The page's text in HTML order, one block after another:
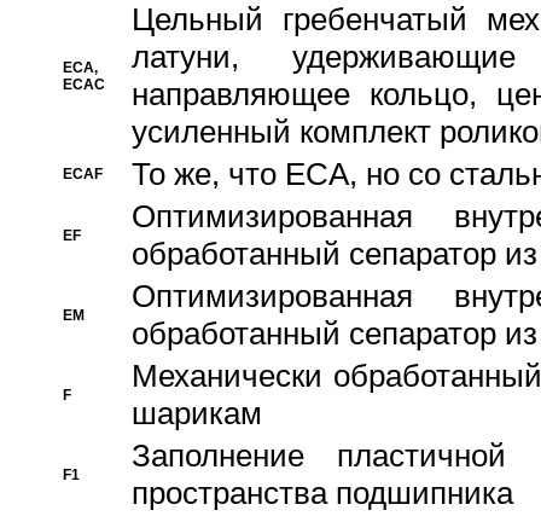
ECA,
ECAC
Цельный гребенчатый
латуни,
направляющее кольцо,
усиленный комплект
ECAF То же, что ECA, но со
EF
Оптимизированная
обработанный сепаратор
EM
Оптимизированная
обработанный сепаратор
F
Механически
шарикам
F1
Заполнение
пространства подшипника